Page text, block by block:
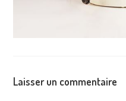
Laisser un commentaire